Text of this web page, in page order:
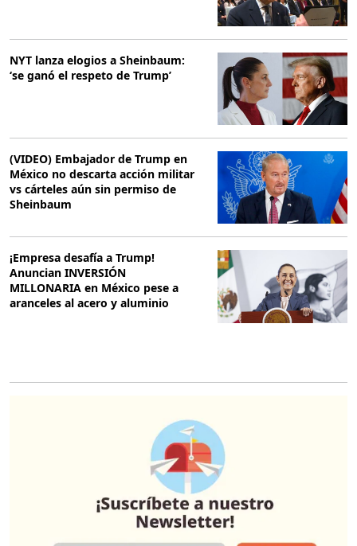
NYT lanza elogios a Sheinbaum:
‘se ganó el respeto de Trump’
(VIDEO) Embajador de Trump en
México no descarta acción militar
vs cárteles aún sin permiso de
Sheinbaum
¡Empresa desafía a Trump!
Anuncian INVERSIÓN
MILLONARIA en México pese a
aranceles al acero y aluminio